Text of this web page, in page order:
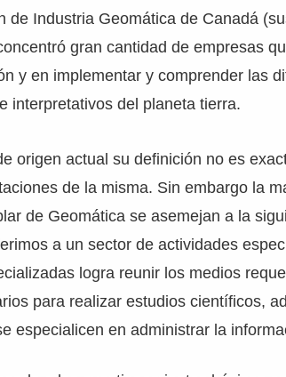
de Industria Geomática de Canadá
gran cantidad de empresas
y en implementar y comprender las
interpretativos del planeta tierra.
origen actual su definición no es
de la misma. Sin embargo la
de Geomática se asemejan a la
a un sector de actividades
logra reunir los medios
para realizar estudios científicos,
especialicen en administrar la